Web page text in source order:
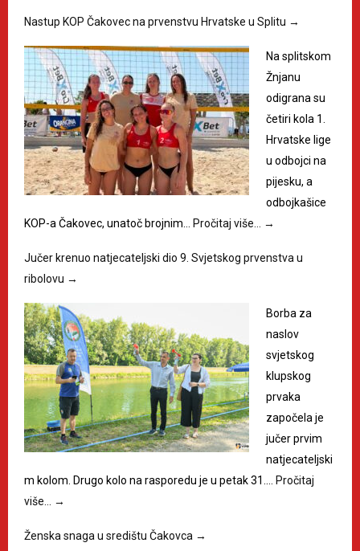
Nastup KOP Čakovec na prvenstvu Hrvatske u Splitu →
Na splitskom
Žnjanu
odigrana su
četiri kola 1.
Hrvatske lige
u odbojci na
pijesku, a
odbojkašice
KOP-a Čakovec, unatoč brojnim…
Pročitaj više… →
Jučer krenuo natjecateljski dio 9. Svjetskog prvenstva u
ribolovu →
Borba za
naslov
svjetskog
klupskog
prvaka
započela je
jučer prvim
natjecateljski
m kolom. Drugo kolo na rasporedu je u petak 31.…
Pročitaj
više…
→
Ženska snaga u središtu Čakovca →